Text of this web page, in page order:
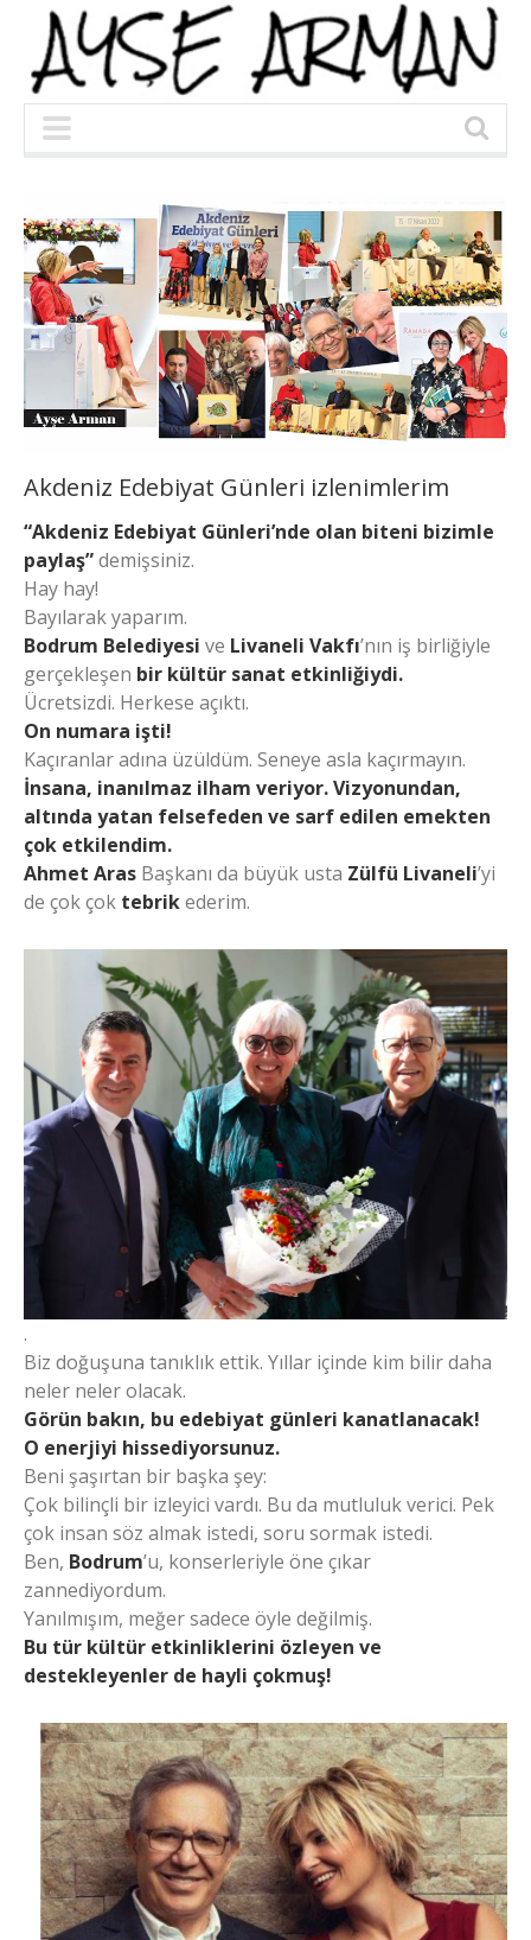
Akdeniz Edebiyat Günleri izlenimlerim
“Akdeniz Edebiyat Günleri’nde olan biteni bizimle
paylaş”demişsiniz.
Hay hay!
Bayılarak yaparım.
Bodrum Belediyesi ve Livaneli Vakfı’nın iş birliğiyle
gerçekleşen bir kültür sanat etkinliğiydi.
Ücretsizdi. Herkese açıktı.
On numara işti!
Kaçıranlar adına üzüldüm. Seneye asla kaçırmayın.
İnsana, inanılmaz ilham veriyor. Vizyonundan,
altında yatan felsefeden ve sarf edilen emekten
çok etkilendim.
Ahmet Aras Başkanı da büyük usta Zülfü Livaneli’yi
de çok çok tebrikederim.
.
Biz doğuşuna tanıklık ettik. Yıllar içinde kim bilir daha
neler neler olacak.
Görün bakın, bu edebiyat günleri kanatlanacak!
O enerjiyi hissediyorsunuz.
Beni şaşırtan bir başka şey:
Çok bilinçli bir izleyici vardı. Bu da mutluluk verici. Pek
çok insan söz almak istedi, soru sormak istedi.
Ben, Bodrum’u, konserleriyle öne çıkar
zannediyordum.
Yanılmışım, meğer sadece öyle değilmiş.
Bu tür kültür etkinliklerini özleyen ve
destekleyenler de hayli çokmuş!